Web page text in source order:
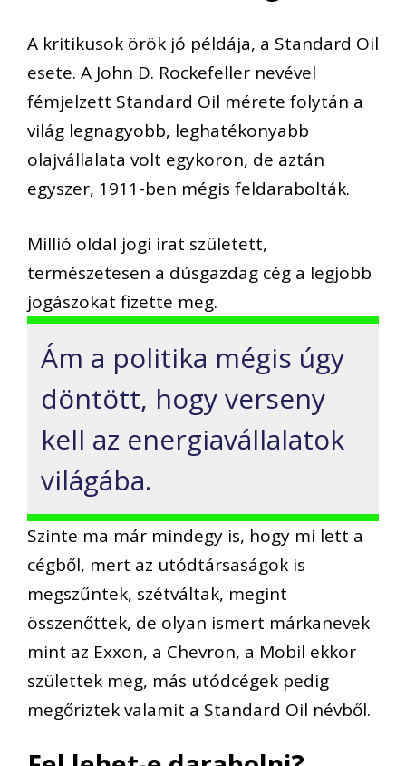
A kritikusok örök jó példája, a Standard Oil
esete. A John D. Rockefeller nevével
fémjelzett Standard Oil mérete folytán a
világ legnagyobb, leghatékonyabb
olajvállalata volt egykoron, de aztán
egyszer, 1911-ben mégis feldarabolták.
Millió oldal jogi irat született,
természetesen a dúsgazdag cég a legjobb
jogászokat fizette meg.
Ám a politika mégis úgy
döntött, hogy verseny
kell az energiavállalatok
világába.
Szinte ma már mindegy is, hogy mi lett a
cégből, mert az utódtársaságok is
megszűntek, szétváltak, megint
összenőttek, de olyan ismert márkanevek
mint az Exxon, a Chevron, a Mobil ekkor
születtek meg, más utódcégek pedig
megőriztek valamit a Standard Oil névből.